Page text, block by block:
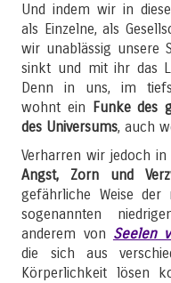
Und indem wir in
als Einzelne, als
wir unablässig unsere
sinkt und mit ihr das
Denn in uns, im
wohnt ein Funke des
des Universums, auch
Verharren wir jedoch
Angst, Zorn und
gefährliche Weise der
sogenannten
anderem von Seelen
die sich aus
Körperlichkeit lösen